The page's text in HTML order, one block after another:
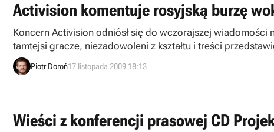
Activision komentuje rosyjską burzę
Koncern Activision odniósł się do wczorajszej wiadomości
tamtejsi gracze, niezadowoleni z kształtu i treści
Piotr Doroń17 listopada 2009 18:13
Wieści z konferencji prasowej CD